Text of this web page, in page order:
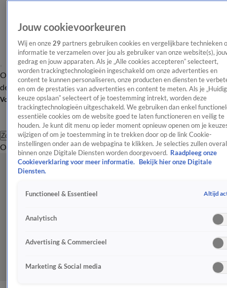
OverzichtAfleveringen Entertainment TV Algemeen
Tip
de redactieNieuwsbrief
Volg Shownieuws
Zoeken
OverzichtEntertainmentSpraakmakendRealityCrimeVideo's
Jouw cookievoorkeuren
Wij en onze 29 partners gebruiken cookies en vergelijkbare technieken
informatie te verzamelen over jou als gebruiker van onze website(s),
gedrag en jouw apparaten. Als je „Alle cookies accepteren” selecteert,
worden trackingtechnologieën ingeschakeld om onze advertenties en
content te kunnen personaliseren, onze producten en diensten te
en om de prestaties van advertenties en content te meten. Als je
keuze opslaan” selecteert of je toestemming intrekt, worden deze
trackingtechnologieën uitgeschakeld. We gebruiken dan enkel
essentiële cookies om de website goed te laten functioneren en veilig te
houden. Je kunt dit menu op ieder moment opnieuw openen om je
wijzigen of om je toestemming in te trekken door op de link Cookie-
instellingen onder aan de webpagina te klikken. Je selecties zullen overal
binnen onze Digitale Diensten worden doorgevoerd. Raadpleeg onze
Cookieverklaring voor meer informatie.
Bekijk hier onze Digitale
Diensten.
Functioneel & Essentieel Altijd
Analytisch
Advertising & Commercieel
Marketing & Social media